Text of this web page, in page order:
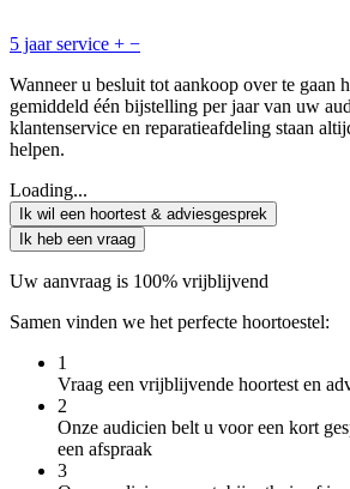
5 jaar service + −
Wanneer u besluit tot aankoop over te gaan
gemiddeld één bijstelling per jaar van uw
klantenservice en reparatieafdeling staan
helpen.
Loading...
Ik wil een hoortest & adviesgesprek
Ik heb een vraag
Uw aanvraag is 100% vrijblijvend
Samen vinden we het perfecte hoortoestel:
1
Vraag een vrijblijvende hoortest en
2
Onze audicien belt u voor een kort
een afspraak
3